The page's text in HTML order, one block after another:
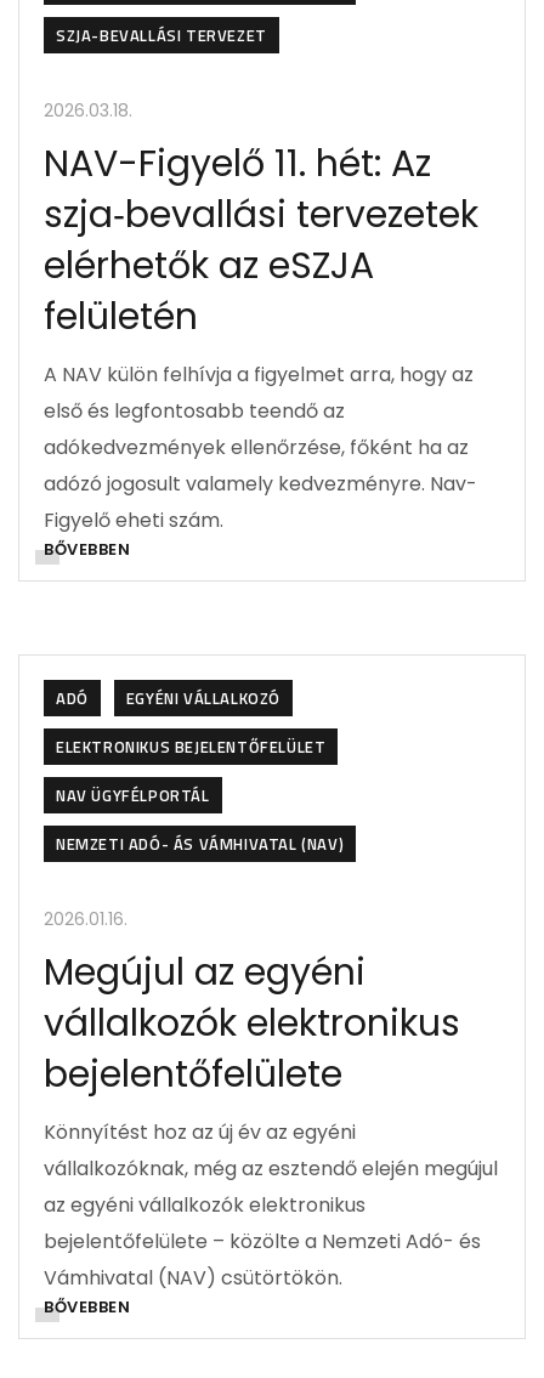
SZJA-BEVALLÁSI TERVEZET
2026.03.18.
NAV-Figyelő 11. hét: Az
szja‑bevallási tervezetek
elérhetők az eSZJA
felületén
A NAV külön felhívja a figyelmet arra, hogy az
első és legfontosabb teendő az
adókedvezmények ellenőrzése, főként ha az
adózó jogosult valamely kedvezményre. Nav-
Figyelő eheti szám.
BŐVEBBEN
ADÓ
EGYÉNI VÁLLALKOZÓ
ELEKTRONIKUS BEJELENTŐFELÜLET
NAV ÜGYFÉLPORTÁL
NEMZETI ADÓ- ÁS VÁMHIVATAL (NAV)
2026.01.16.
Megújul az egyéni
vállalkozók elektronikus
bejelentőfelülete
Könnyítést hoz az új év az egyéni
vállalkozóknak, még az esztendő elején megújul
az egyéni vállalkozók elektronikus
bejelentőfelülete – közölte a Nemzeti Adó- és
Vámhivatal (NAV) csütörtökön.
BŐVEBBEN